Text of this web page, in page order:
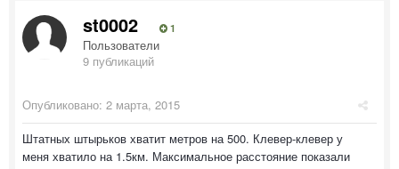
st0002 1
Пользователи
9 публикаций
Опубликовано: 2 марта, 2015
Штатных штырьков хватит метров на 500. Клевер-клевер у
меня хватило на 1.5км. Максимальное расстояние показали